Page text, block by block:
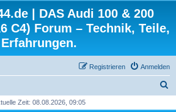
| DAS Audi 100 & 200
C4) Forum – Technik, Teile,
Erfahrungen.
Anmelden
Registrieren
Zeit: 08.08.2026, 09:05